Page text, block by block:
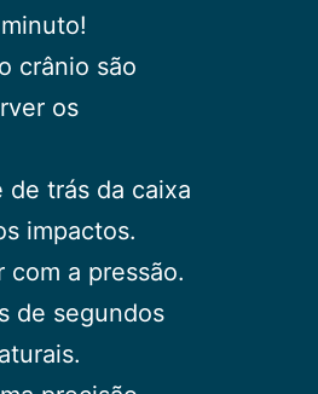
crânio são
os
trás da caixa
impactos.
a pressão.
de segundos